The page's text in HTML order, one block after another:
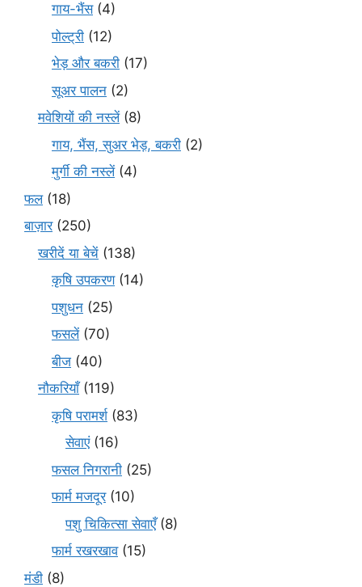
गाय-भैंस(4)
पोल्ट्री (12)
भेड़ और बकरी (17)
सूअर पालन (2)
मवेशियों की नस्लें(8)
गाय, भैंस, सुअर भेड़, बकरी (2)
मुर्गी की नस्लें(4)
फल(18)
बाज़ार(250)
खरीदें या बेचें (138)
कृषि उपकरण(14)
पशुधन (25)
फसलें(70)
बीज (40)
नौकरियाँ(119)
कृषि परामर्श(83)
सेवाएं(16)
फसल निगरानी (25)
फार्म मजदूर(10)
पशु चिकित्सा सेवाएँ(8)
फार्म रखरखाव(15)
मंडी (8)